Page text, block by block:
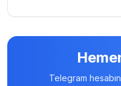
Telegram